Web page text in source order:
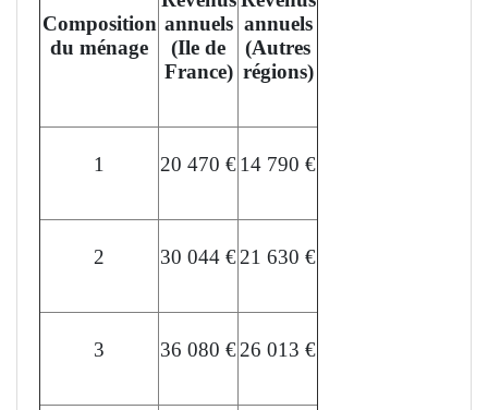
Composition
du ménage
annuels
(Ile de
France)
annuels
(Autres
régions)
1 20 470 €14 790 €
2 30 044 €21 630 €
3 36 080 €26 013 €